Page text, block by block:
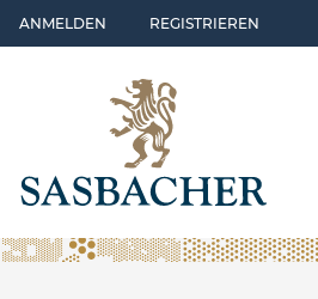
Skip to main content
ANMELDEN REGISTRIEREN